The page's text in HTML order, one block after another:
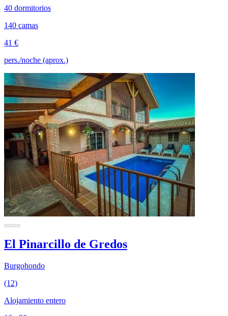
40 dormitorios
140 camas
41 €
pers./noche (aprox.)
El Pinarcillo de Gredos
Burgohondo
(12)
Alojamiento entero